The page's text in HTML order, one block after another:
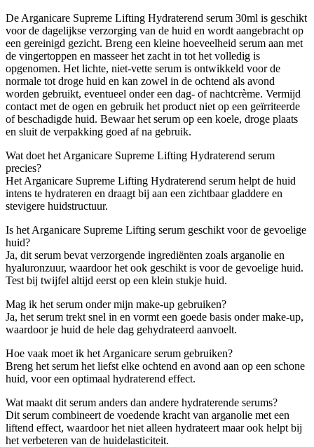
De Arganicare Supreme Lifting Hydraterend serum 30ml is geschikt
voor de dagelijkse verzorging van de huid en wordt aangebracht op
een gereinigd gezicht. Breng een kleine hoeveelheid serum aan met
de vingertoppen en masseer het zacht in tot het volledig is
opgenomen. Het lichte, niet-vette serum is ontwikkeld voor de
normale tot droge huid en kan zowel in de ochtend als avond
worden gebruikt, eventueel onder een dag- of nachtcrème. Vermijd
contact met de ogen en gebruik het product niet op een geïrriteerde
of beschadigde huid. Bewaar het serum op een koele, droge plaats
en sluit de verpakking goed af na gebruik.
Wat doet het Arganicare Supreme Lifting Hydraterend serum
precies?
Het Arganicare Supreme Lifting Hydraterend serum helpt de huid
intens te hydrateren en draagt bij aan een zichtbaar gladdere en
stevigere huidstructuur.
Is het Arganicare Supreme Lifting serum geschikt voor de gevoelige
huid?
Ja, dit serum bevat verzorgende ingrediënten zoals arganolie en
hyaluronzuur, waardoor het ook geschikt is voor de gevoelige huid.
Test bij twijfel altijd eerst op een klein stukje huid.
Mag ik het serum onder mijn make-up gebruiken?
Ja, het serum trekt snel in en vormt een goede basis onder make-up,
waardoor je huid de hele dag gehydrateerd aanvoelt.
Hoe vaak moet ik het Arganicare serum gebruiken?
Breng het serum het liefst elke ochtend en avond aan op een schone
huid, voor een optimaal hydraterend effect.
Wat maakt dit serum anders dan andere hydraterende serums?
Dit serum combineert de voedende kracht van arganolie met een
liftend effect, waardoor het niet alleen hydrateert maar ook helpt bij
het verbeteren van de huidelasticiteit.